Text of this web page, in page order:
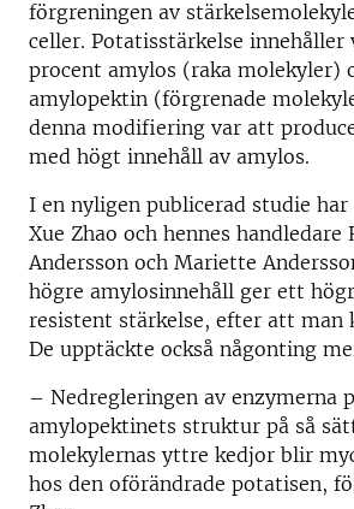
förgreningen av
celler. Potatisstärkelse innehåller
procent amylos (raka molekyler)
amylopektin (förgrenade
denna modifiering var att
med högt innehåll av amylos.
I en nyligen publicerad studie
Xue Zhao och hennes handledare
Andersson och Mariette
högre amylosinnehåll ger ett
resistent stärkelse, efter att man
De upptäckte också någonting
– Nedregleringen av enzymerna
amylopektinets struktur på så
molekylernas yttre kedjor blir
hos den oförändrade potatisen,